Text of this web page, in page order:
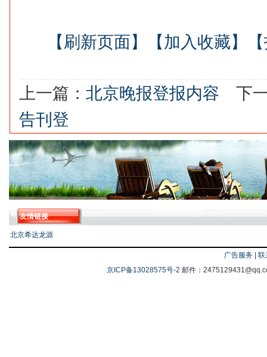
【刷新页面】 【加入收藏】
上一篇： 北京晚报登报内容 下
告刊登
友情链接
北京希达龙源
广告服务
联
京ICP备13028575号-2 邮件：